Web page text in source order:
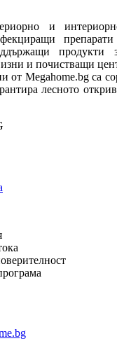
и
продукти
и почистващи
от Megahome.bg са
лесното